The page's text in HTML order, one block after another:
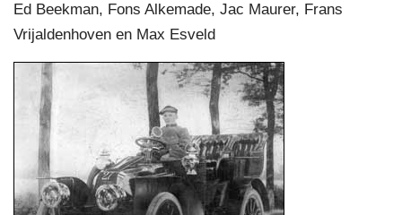
Ed Beekman, Fons Alkemade, Jac Maurer, Frans
Vrijaldenhoven en Max Esveld